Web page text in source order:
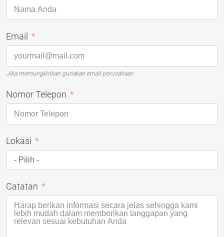
Email
Jika memungkinkan gunakan email perusahaan
Nomor Telepon
Lokasi
Catatan